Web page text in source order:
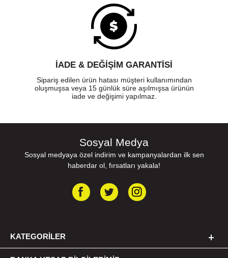
İADE & DEĞİŞİM GARANTİSİ
Sipariş edilen ürün hatası müşteri kullanımından
oluşmuşsa veya 15 günlük süre aşılmışsa ürünün
iade ve değişimi yapılmaz.
Sosyal Medya
Sosyal medyaya özel indirim ve kampanyalardan ilk sen
haberdar ol, fırsatları yakala!
KATEGORILER